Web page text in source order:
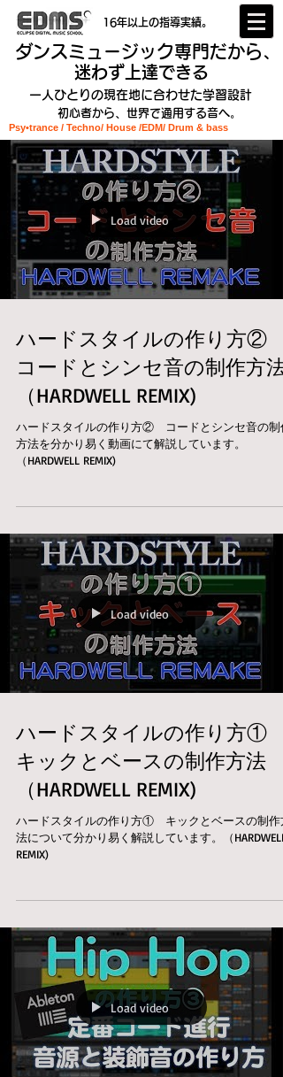
16年以上の指導実績。
ダンスミュージック専門だから、
迷わず上達できる
一人ひとりの現在地に合わせた学習設計
初心者から、世界で通用する音へ。
Psy•trance / Techno/ House /EDM/ Drum & bass
Load video
ハードスタイルの作り方②
コードとシンセ音の制作方法
（HARDWELL REMIX)
ハードスタイルの作り方② コードとシンセ音の制
方法を分かり易く動画にて解説しています。
（HARDWELL REMIX)
Load video
ハードスタイルの作り方①
キックとベースの制作方法
（HARDWELL REMIX)
ハードスタイルの作り方① キックとベースの制作
法について分かり易く解説しています。（HARDWELL
REMIX)
Load video